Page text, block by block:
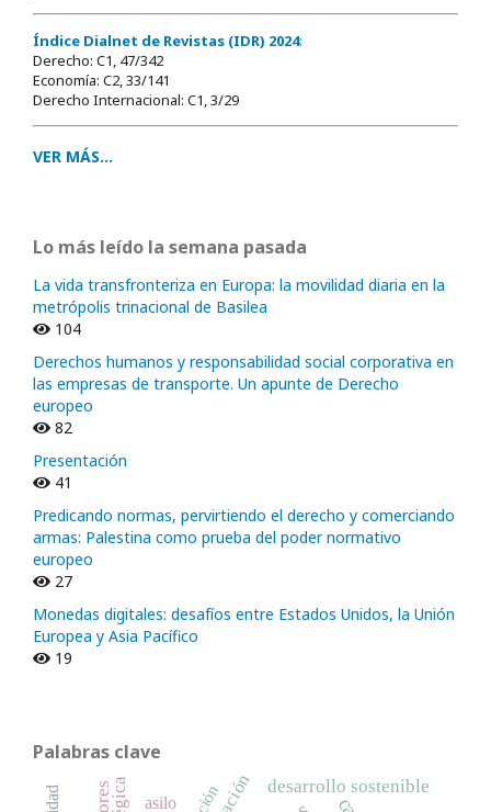
Índice Dialnet de Revistas (IDR) 2024:
Derecho: C1, 47/342
Economía: C2, 33/141
Derecho Internacional: C1, 3/29
VER MÁS...
Lo más leído la semana pasada
La vida transfronteriza en Europa: la movilidad diaria en la
metrópolis trinacional de Basilea
104
Derechos humanos y responsabilidad social corporativa en
las empresas de transporte. Un apunte de Derecho
europeo
82
Presentación
41
Predicando normas, pervirtiendo el derecho y comerciando
armas: Palestina como prueba del poder normativo
europeo
27
Monedas digitales: desafíos entre Estados Unidos, la Unión
Europea y Asia Pacífico
19
Palabras clave
desarrollo sostenible
asilo